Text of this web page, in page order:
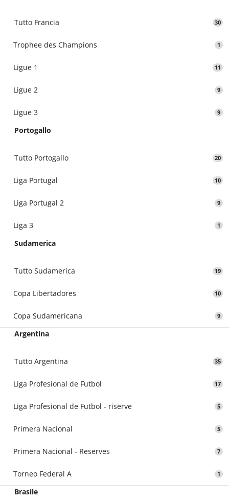
Tutto Francia 30
Trophee des Champions 1
Ligue 1 11
Ligue 2 9
Ligue 3 9
Portogallo
Tutto Portogallo 20
Liga Portugal 10
Liga Portugal 2 9
Liga 3 1
Sudamerica
Tutto Sudamerica 19
Copa Libertadores 10
Copa Sudamericana 9
Argentina
Tutto Argentina 35
Liga Profesional de Futbol 17
Liga Profesional de Futbol - riserve 5
Primera Nacional 5
Primera Nacional - Reserves 7
Torneo Federal A 1
Brasile